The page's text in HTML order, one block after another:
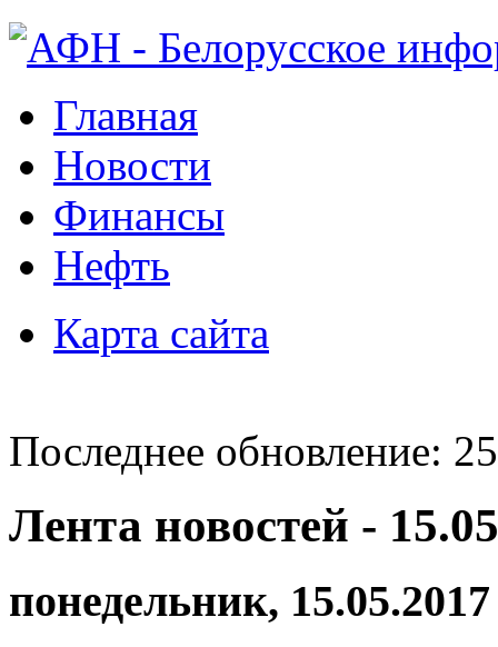
Главная
Новости
Финансы
Нефть
Карта сайта
Последнее обновление:
Лента новостей -
понедельник, 15.05.2017